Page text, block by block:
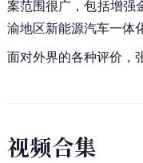
案范围很广，包括增强
渝地区新能源汽车一体
面对外界的各种评价，
视频合集